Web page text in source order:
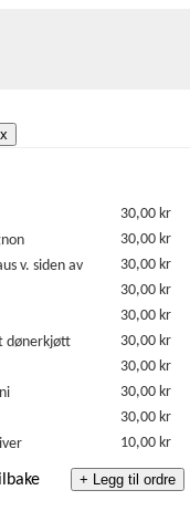
x
30,00 kr
30,00 kr
v. siden av 30,00 kr
30,00 kr
30,00 kr
dønerkjøtt 30,00 kr
30,00 kr
30,00 kr
30,00 kr
10,00 kr